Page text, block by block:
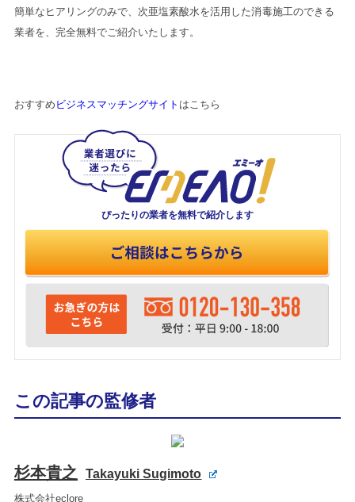
簡単なヒアリングのみで、次亜塩素酸水を活用した消毒施工のできる
業者を、完全無料でご紹介いたします。
おすすめ ビジネスマッチングサイト はこちら
ぴったりの業者を無料で紹介します
この記事の監修者
杉本貴之 Takayuki Sugimoto
株式会社eclore